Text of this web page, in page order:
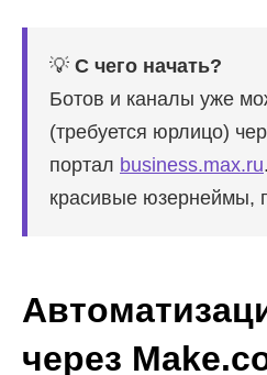
💡 С чего начать?
Ботов и каналы уже
(требуется юрлицо)
портал business.max.ru
красивые юзернеймы,
через